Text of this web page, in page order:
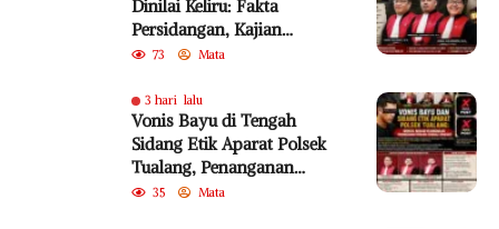
Dinilai Keliru: Fakta
Persidangan, Kajian
Akademik, dan SEMA No. 4
73 Mata
3 hari lalu
Vonis Bayu di Tengah
Sidang Etik Aparat Polsek
Tualang, Penanganan
Perkara Kembali Jadi
35 Mata